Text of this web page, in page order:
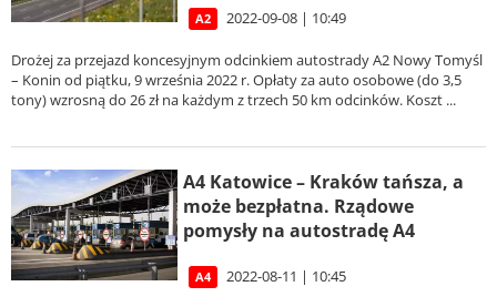
A2 2022-09-08 | 10:49
Drożej za przejazd koncesyjnym odcinkiem autostrady A2 Nowy Tomyśl
– Konin od piątku, 9 września 2022 r. Opłaty za auto osobowe (do 3,5
tony) wzrosną do 26 zł na każdym z trzech 50 km odcinków. Koszt ...
A4 Katowice – Kraków tańsza, a
może bezpłatna. Rządowe
pomysły na autostradę A4
A4 2022-08-11 | 10:45